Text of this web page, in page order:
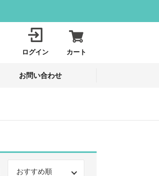
ログイン カート
お問い合わせ